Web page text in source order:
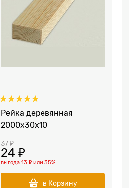
Рейка деревянная
2000x30x10
37 ₽
24 ₽
выгода 13 ₽или 35%
в Корзину